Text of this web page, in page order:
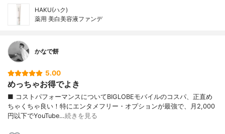
HAKU(ハク)
薬用 美白美容液ファンデ
かなで餅
5.00
めっちゃお得でよき
■ コストパフォーマンスについてBIGLOBEモバイルのコスパ、正直め
ちゃくちゃ良い！特にエンタメフリー・オプションが最強で、月2,000
円以下でYouTube…続きを見る